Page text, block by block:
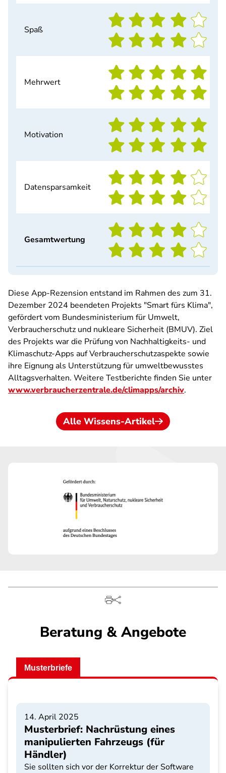
Spaß
Mehrwert
Motivation
Datensparsamkeit
Gesamtwertung
Diese App-Rezension entstand im Rahmen des zum 31.
Dezember 2024 beendeten Projekts "Smart fürs Klima",
gefördert vom Bundesministerium für Umwelt,
Verbraucherschutz und nukleare Sicherheit (BMUV). Ziel
des Projekts war die Prüfung von Nachhaltigkeits- und
Klimaschutz-Apps auf Verbraucherschutzaspekte sowie
ihre Eignung als Unterstützung für umweltbewusstes
Alltagsverhalten. Weitere Testberichte finden Sie unter
www.verbraucherzentrale.de/climapps/archiv.
Alle Wissens-Artikel
Beratung & Angebote
Musterbriefe
14. April 2025
Musterbrief: Nachrüstung eines
manipulierten Fahrzeugs (für
Händler)
Sie sollten sich vor der Korrektur der Software